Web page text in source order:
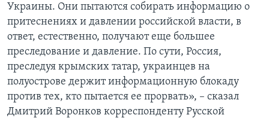
Украины. Они пытаются собирать информацию о
притеснениях и давлении российской власти, в
ответ, естественно, получают еще большее
преследование и давление. По сути, Россия,
преследуя крымских татар, украинцев на
полуострове держит информационную блокаду
против тех, кто пытается ее прорвать», – сказал
Дмитрий Воронков корреспонденту Русской